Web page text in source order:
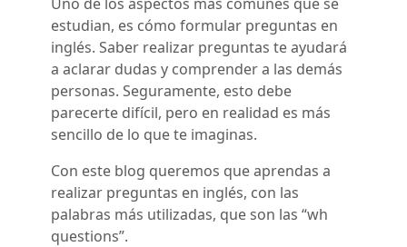
estudian, es cómo formular preguntas en
inglés. Saber realizar preguntas te ayudará
a aclarar dudas y comprender a las demás
personas. Seguramente, esto debe
parecerte difícil, pero en realidad es más
sencillo de lo que te imaginas.
Con este blog queremos que aprendas a
realizar preguntas en inglés, con las
palabras más utilizadas, que son las “wh
questions”.